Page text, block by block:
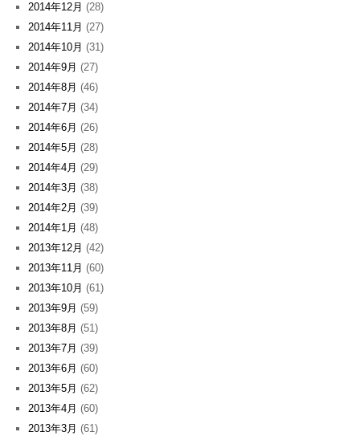
2014年12月 (28)
2014年11月 (27)
2014年10月 (31)
2014年9月 (27)
2014年8月 (46)
2014年7月 (34)
2014年6月 (26)
2014年5月 (28)
2014年4月 (29)
2014年3月 (38)
2014年2月 (39)
2014年1月 (48)
2013年12月 (42)
2013年11月 (60)
2013年10月 (61)
2013年9月 (59)
2013年8月 (51)
2013年7月 (39)
2013年6月 (60)
2013年5月 (62)
2013年4月 (60)
2013年3月 (61)